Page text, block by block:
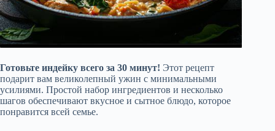
Готовьте индейку всего за 30 минут! Этот рецепт
подарит вам великолепный ужин с минимальными
усилиями. Простой набор ингредиентов и несколько
шагов обеспечивают вкусное и сытное блюдо, которое
понравится всей семье.